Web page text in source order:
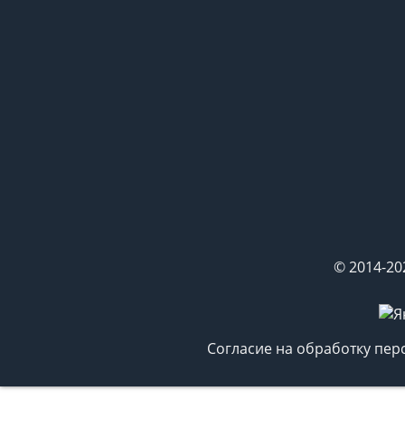
© 2014-
Согласие на обработку